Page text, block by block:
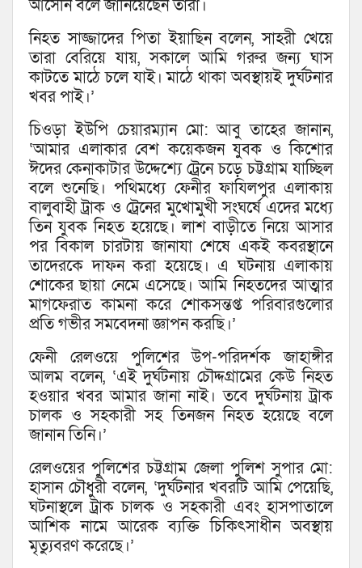
আসেনি বলে জানিয়েছেন তারা।
নিহত সাজ্জাদের পিতা ইয়াছিন বলেন, সাহরী খেয়ে
তারা বেরিয়ে যায়, সকালে আমি গরুর জন্য ঘাস
কাটতে মাঠে চলে যাই। মাঠে থাকা অবস্থায়ই দুর্ঘটনার
খবর পাই।’
চিওড়া ইউপি চেয়ারম্যান মো: আবু তাহের জানান,
‘আমার এলাকার বেশ কয়েকজন যুবক ও কিশোর
ঈদের কেনাকাটার উদ্দেশ্যে ট্রেনে চড়ে চট্টগ্রাম যাচ্ছিল
বলে শুনেছি। পথিমধ্যে ফেনীর ফাযিলপুর এলাকায়
বালুবাহী ট্রাক ও ট্রেনের মুখোমুখী সংঘর্ষে এদের মধ্যে
তিন যুবক নিহত হয়েছে। লাশ বাড়ীতে নিয়ে আসার
পর বিকাল চারটায় জানাযা শেষে একই কবরস্থানে
তাদেরকে দাফন করা হয়েছে। এ ঘটনায় এলাকায়
শোকের ছায়া নেমে এসেছে। আমি নিহতদের আত্মার
মাগফেরাত কামনা করে শোকসন্তপ্ত পরিবারগুলোর
প্রতি গভীর সমবেদনা জ্ঞাপন করছি।’
ফেনী রেলওয়ে পুলিশের উপ-পরিদর্শক জাহাঙ্গীর
আলম বলেন, ‘এই দুর্ঘটনায় চৌদ্দগ্রামের কেউ নিহত
হওয়ার খবর আমার জানা নাই। তবে দুর্ঘটনায় ট্রাক
চালক ও সহকারী সহ তিনজন নিহত হয়েছে বলে
জানান তিনি।’
রেলওয়ের পুলিশের চট্টগ্রাম জেলা পুলিশ সুপার মো:
হাসান চৌধুরী বলেন, ‘দুর্ঘটনার খবরটি আমি পেয়েছি,
ঘটনাস্থলে ট্রাক চালক ও সহকারী এবং হাসপাতালে
আশিক নামে আরেক ব্যক্তি চিকিৎসাধীন অবস্থায়
মৃত্যুবরণ করেছে।’